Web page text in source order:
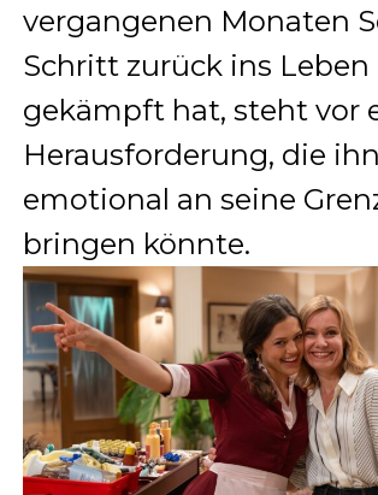
vergangenen Monaten
Schritt zurück ins Leben
gekämpft hat, steht vor
Herausforderung, die ihn
emotional an seine
bringen könnte.